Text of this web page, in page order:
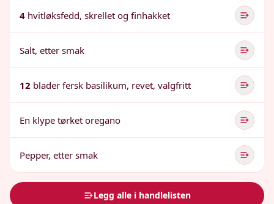
4 hvitløksfedd, skrellet og finhakket
Salt, etter smak
12 blader fersk basilikum, revet, valgfritt
En klype tørket oregano
Pepper, etter smak
Legg alle i handlelisten